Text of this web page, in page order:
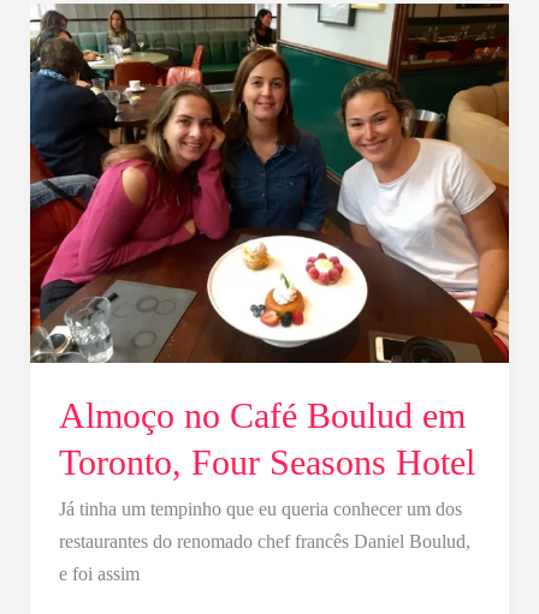
Almoço no Café Boulud em
Toronto, Four Seasons Hotel
Já tinha um tempinho que eu queria conhecer um dos
restaurantes do renomado chef francês Daniel Boulud,
e foi assim
Almoço
no
Café
em
Toronto,
Four
Seasons
Hotel